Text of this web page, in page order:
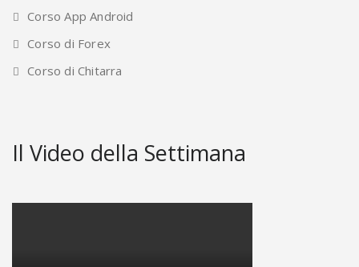
Corso App Android
Corso di Forex
Corso di Chitarra
Il Video della Settimana